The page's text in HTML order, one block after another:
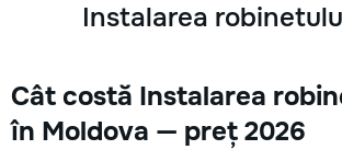
Instalarea
Cât costă Instalarea
în Moldova — preț 2026